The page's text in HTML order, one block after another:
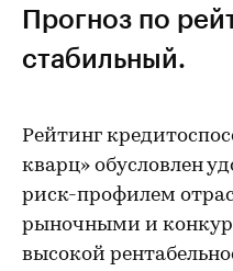
Прогноз по
стабильный.
Рейтинг
кварц» обусловлен
риск-профилем
рыночными и
высокой